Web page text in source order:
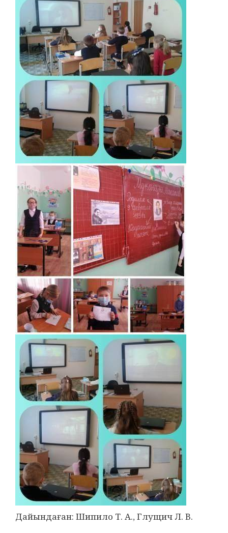
Дайындаған: Шипило Т. А., Глущич Л. В.